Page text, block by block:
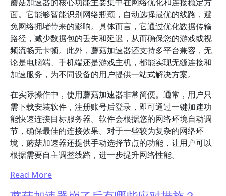
面。它能够智能识别网络瓶颈，自动选择最优的线路，避
免网络拥堵带来的影响。具体而言，它通过优化数据传输
路径，减少数据包的丢失和延迟，从而确保您的游戏或视
频流畅无卡顿。此外，蘑菇加速器还支持多平台兼容，无
论是电脑端、手机端还是游戏主机，都能实现无缝连接和
加速服务，为不同设备的用户提供一站式解决方案。
在实际操作中，使用蘑菇加速器非常简便。通常，用户只
需下载安装软件，注册账号后登录，即可通过一键加速功
能快速连接目标服务器。软件会根据您的网络环境自动调
节，确保最佳的连接效果。对于一些较为复杂的网络环
境，蘑菇加速器还提供手动选择节点的功能，让用户可以
根据需要自主调整线路，进一步提升网络性能。
Read More